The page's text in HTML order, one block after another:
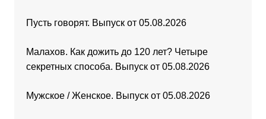
Пусть говорят. Выпуск от 05.08.2026
Малахов. Как дожить до 120 лет? Четыре
секретных способа. Выпуск от 05.08.2026
Мужское / Женское. Выпуск от 05.08.2026